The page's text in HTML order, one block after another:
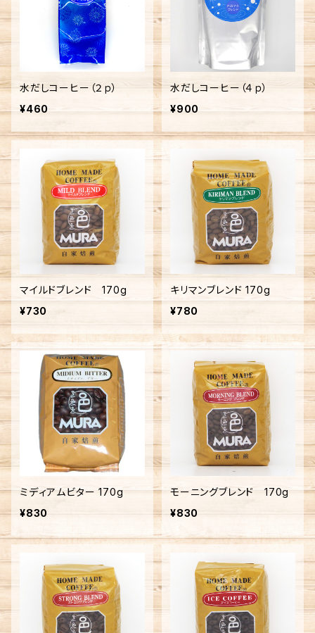
水だしコーヒー（２ｐ）
¥460
水だしコーヒー（４ｐ）
¥900
マイルドブレンド 170g
¥730
キリマンブレンド 170g
¥780
ミディアムビター 170g
¥830
モーニングブレンド 170g
¥830